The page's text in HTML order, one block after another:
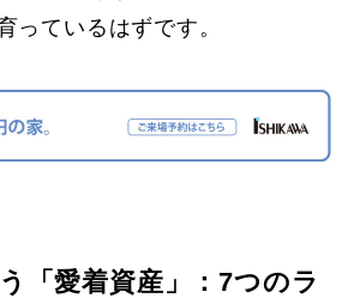
っているはずです。
「愛着資産」：7つのラ